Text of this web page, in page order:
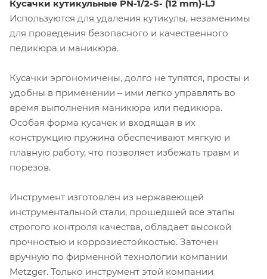
Кусачки кутикульные PN-1/2-S- (12 mm)-LJ
Используются для удаления кутикулы, незаменимы
для проведения безопасного и качественного
педикюра и маникюра.
Кусачки эргономичены, долго не тупятся, просты и
удобны в применении ‒ ими легко управлять во
время выполнения маникюра или педикюра.
Особая форма кусачек и входящая в их
конструкцию пружина обеспечивают мягкую и
плавную работу, что позволяет избежать травм и
порезов.
Инструмент изготовлен из нержавеющей
инструментальной стали, прошедшей все этапы
строгого контроля качества, обладает высокой
прочностью и коррозиестойкостью. Заточен
вручную по фирменной технологии компании
Metzger. Только инструмент этой компании